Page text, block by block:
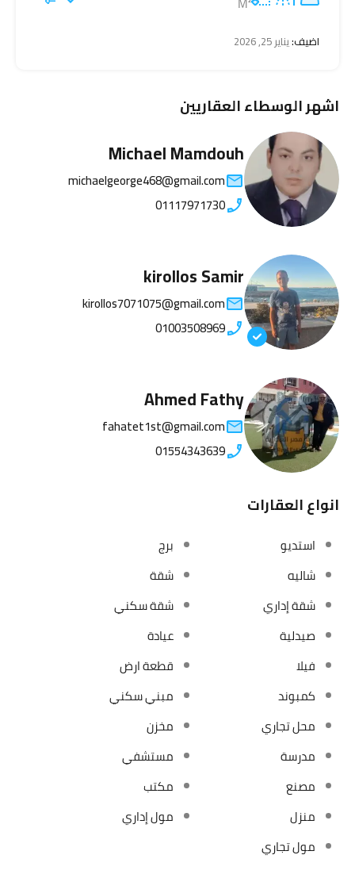
اضيف:يناير 25, 2026
اشهر الوسطاء العقاريين
Michael Mamdouh
michaelgeorge468@gmail.com
01117971730
kirollos Samir
kirollos7071075@gmail.com
01003508969
Ahmed Fathy
fahatet1st@gmail.com
01554343639
انواع العقارات
استديو
برج
شاليه
شقة
شقة إداري
شقة سكني
صيدلية
عيادة
فيلا
قطعة ارض
كمبوند
مبني سكني
محل تجاري
مخزن
مدرسة
مستشفي
مصنع
مكتب
منزل
مول إداري
مول تجاري